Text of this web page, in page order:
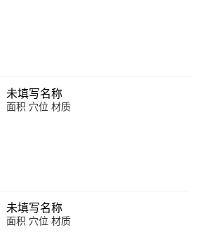
未填写名称
面积 穴位 材质
未填写名称
面积 穴位 材质